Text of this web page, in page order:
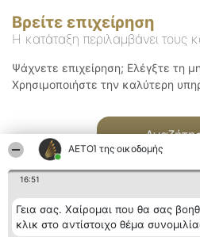
ΑΕΤΟΊ της οικοδομής
16:51
Γεια σας. Χαίρομαι που θα σας
κλικ στο αντίστοιχο θέμα
Βρείτε επιχείρηση
Η κατάταξη περιλαμβάνει τους
Ψάχνετε επιχείρηση; Ελέγξτε τη
Χρησιμοποιήστε την καλύτερη